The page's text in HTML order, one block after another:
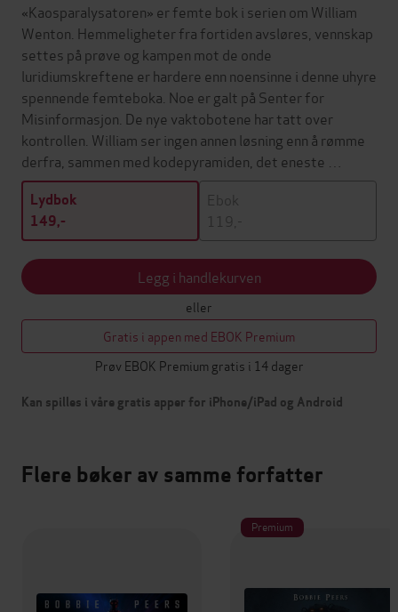
«Kaosparalysatoren» er femte bok i serien om William
Wenton. Hemmeligheter fra fortiden avsløres, vennskap
settes på prøve og kampen mot de onde
luridiumskreftene er hardere enn noensinne i denne uhyre
spennende femteboka. Noe er galt på Senter for
Misinformasjon. De nye vaktobotene har tatt over
kontrollen. William ser ingen annen løsning enn å rømme
derfra, sammen med kodepyramiden, det eneste …
Lydbok
149,-
Ebok
119,-
Legg i handlekurven
eller
Gratis i appen med EBOK Premium
Prøv EBOK Premium gratis i 14 dager
Kan spilles i våre gratis apper for iPhone/iPad og Android
Flere bøker av samme forfatter
Premium